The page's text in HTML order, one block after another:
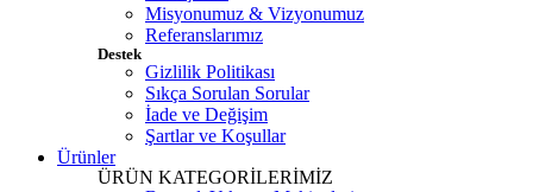
Misyonumuz & Vizyonumuz
Referanslarımız
Destek
Gizlilik Politikası
Sıkça Sorulan Sorular
İade ve Değişim
Şartlar ve Koşullar
Ürünler
ÜRÜN KATEGORİLERİMİZ